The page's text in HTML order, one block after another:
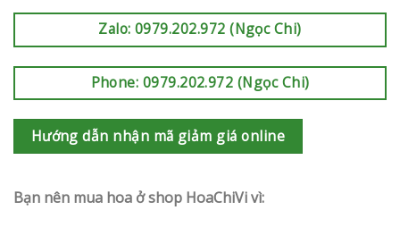
Zalo: 0979.202.972 (Ngọc Chi)
Phone: 0979.202.972 (Ngọc Chi)
Hướng dẫn nhận mã giảm giá online
Bạn nên mua hoa ở shop HoaChiVi vì: